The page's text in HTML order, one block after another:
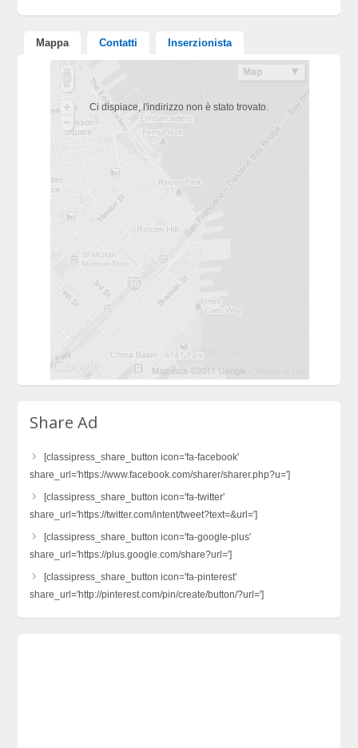
Mappa Contatti Inserzionista
Ci dispiace, l'indirizzo non è stato trovato.
Share Ad
[classipress_share_button icon='fa-facebook'
share_url='https://www.facebook.com/sharer/sharer.php?u=']
[classipress_share_button icon='fa-twitter'
share_url='https://twitter.com/intent/tweet?text=&url=']
[classipress_share_button icon='fa-google-plus'
share_url='https://plus.google.com/share?url=']
[classipress_share_button icon='fa-pinterest'
share_url='http://pinterest.com/pin/create/button/?url=']